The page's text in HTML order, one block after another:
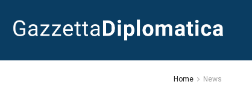
Home News